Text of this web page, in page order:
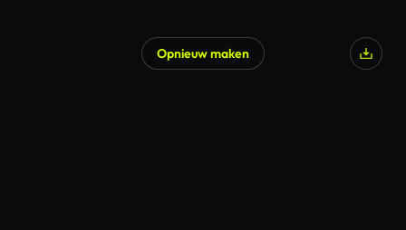
Opnieuw maken